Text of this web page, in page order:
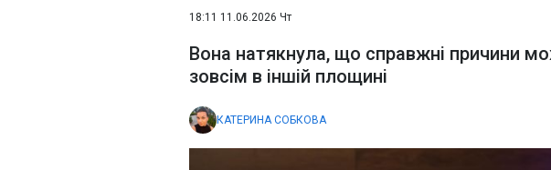
18:11 11.06.2026 Чт
Вона натякнула, що справжні причини
зовсім в іншій площині
КАТЕРИНА СОБКОВА